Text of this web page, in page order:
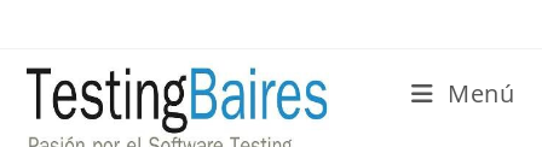
Menú